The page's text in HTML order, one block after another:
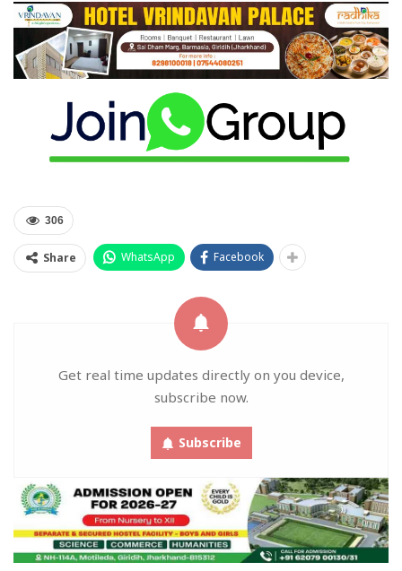
306
Share WhatsApp Facebook
Get real time updates directly on you device,
subscribe now.
Subscribe